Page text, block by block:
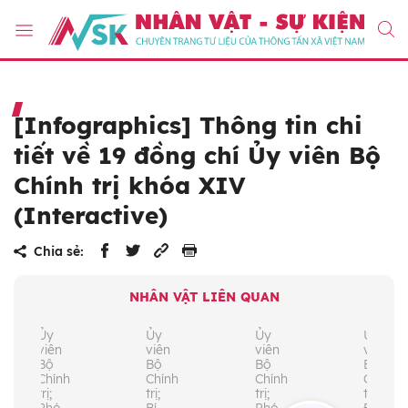
[Infographics] Thông tin chi
tiết về 19 đồng chí Ủy viên Bộ
Chính trị khóa XIV
(Interactive)
Chia sẻ:
NHÂN VẬT LIÊN QUAN
Ủy
viên
Bộ
Chính
trị;
Ủy
viên
Bộ
Chính
trị;
Ủy
viên
Bộ
Chính
trị;
Ủy
viên
Bộ
Chính
trị;